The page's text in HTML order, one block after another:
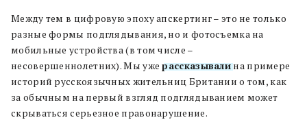
Между тем в цифровую эпоху апскертинг – это не только
разные формы подглядывания, но и фотосъемка на
мобильные устройства (в том числе –
несовершеннолетних). Мы ужерассказывалина примере
историй русскоязычных жительниц Британии о том, как
за обычным на первый взгляд подглядыванием может
скрываться серьезное правонарушение.